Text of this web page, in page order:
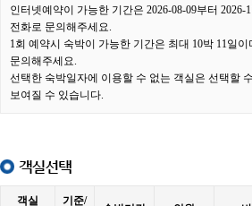
인터넷예약이 가능한 기간은 2026-08-09부터 2026-
전화로 문의해주세요.
1회 예약시 숙박이 가능한 기간은 최대 10박 11일
문의해주세요.
선택한 숙박일자에 이용할 수 없는 객실은 선택할
보여질 수 있습니다.
객실선택
객실
기준/